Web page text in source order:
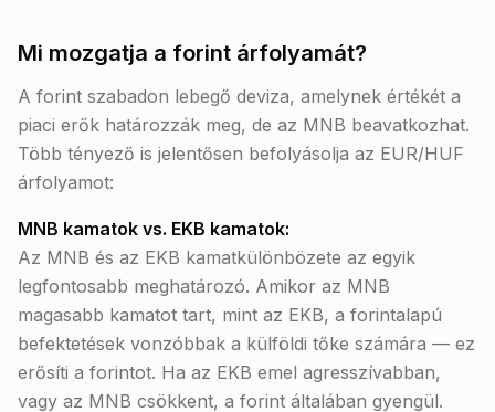
Mi mozgatja a forint árfolyamát?
A forint szabadon lebegő deviza, amelynek értékét a
piaci erők határozzák meg, de az MNB beavatkozhat.
Több tényező is jelentősen befolyásolja az EUR/HUF
árfolyamot:
MNB kamatok vs. EKB kamatok:
Az MNB és az EKB kamatkülönbözete az egyik
legfontosabb meghatározó. Amikor az MNB
magasabb kamatot tart, mint az EKB, a forintalapú
befektetések vonzóbbak a külföldi tőke számára — ez
erősíti a forintot. Ha az EKB emel agresszívabban,
vagy az MNB csökkent, a forint általában gyengül.